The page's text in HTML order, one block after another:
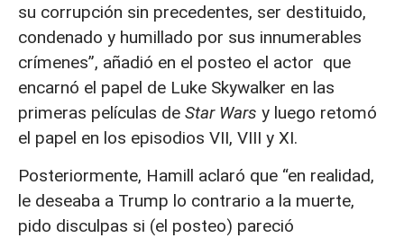
su corrupción sin precedentes, ser destituido,
condenado y humillado por sus innumerables
crímenes”, añadió en el posteo el actor que
encarnó el papel de Luke Skywalker en las
primeras películas de Star Wars y luego retomó
el papel en los episodios VII, VIII y XI.
Posteriormente, Hamill aclaró que “en realidad,
le deseaba a Trump lo contrario a la muerte,
pido disculpas si (el posteo) pareció